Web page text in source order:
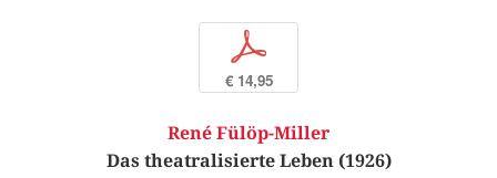
p
€ 14,95
René Fülöp-Miller
Das theatralisierte Leben (1926)